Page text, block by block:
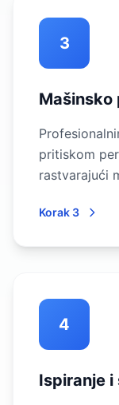
3
Mašinsko
pritiskom
rastvarajući
Korak 3
4
Ispiranje i